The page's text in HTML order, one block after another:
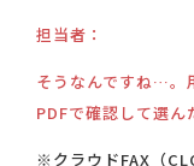
担当者：
そうなんですね…。
PDFで確認して選ん
※クラウドFAX（